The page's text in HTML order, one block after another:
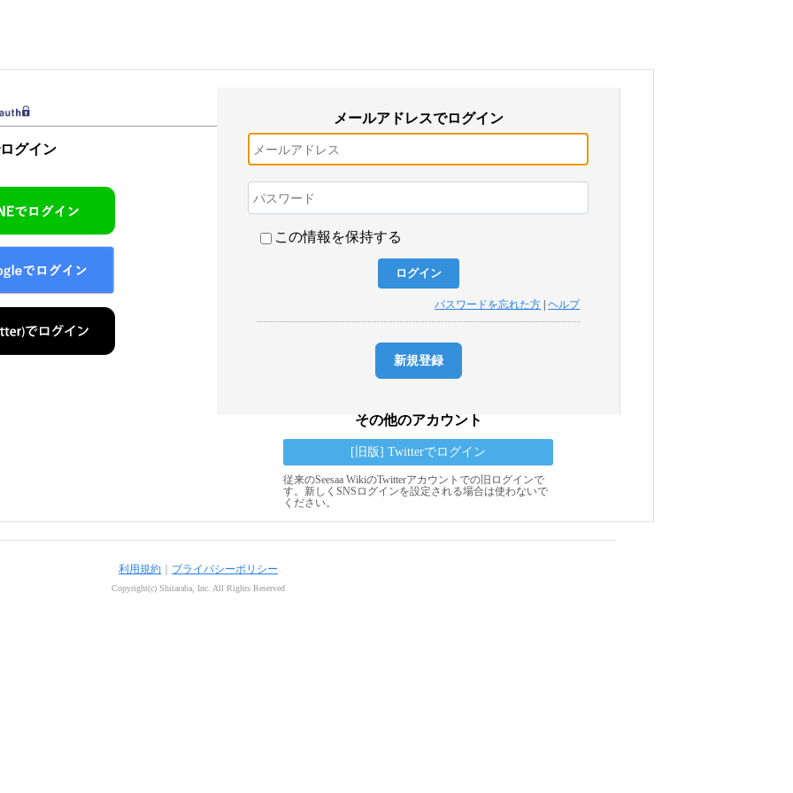
グイン
メールアドレスでログイン
この情報を保持する
パスワードを忘れた方 |ヘルプ
新規登録
その他のアカウント
[旧版] Twitterでログイン
従来のSeesaa WikiのTwitterアカウントでの旧ログインで
す。新しくSNSログインを設定される場合は使わないで
ください。
利用規約 プライバシーポリシー
Copyright(c) Shitaraba, Inc. All Rights Reserved